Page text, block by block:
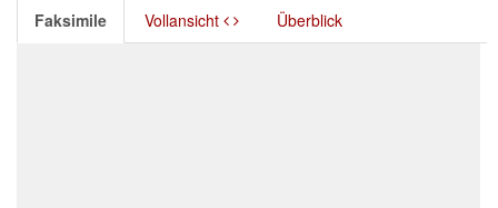
Faksimile Vollansicht Überblick